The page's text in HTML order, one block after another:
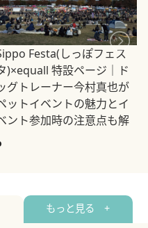
Festa(しっぽフェス
)×equall 特設ページ｜ド
グトレーナー今村真也が
ットイベントの魅力とイ
ント参加時の注意点も解
年5月12日
もっと見る +